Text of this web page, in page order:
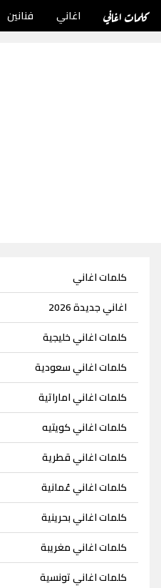
كلمات اغاني اغاني فنانين
كلمات اغاني
اغاني جديدة 2026
كلمات اغاني خليجية
كلمات اغاني سعودية
كلمات اغاني اماراتية
كلمات اغاني كويتيه
كلمات اغاني قطرية
كلمات اغاني عُمانية
كلمات اغاني بحرينية
كلمات اغاني مغريبة
كلمات اغاني تونسية